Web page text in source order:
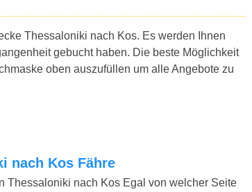
Thessaloniki nach Kos. Es werden Ihnen
gebucht haben. Die beste Möglichkeit
oben auszufüllen um alle Angebote zu
nach Kos Fähre
Thessaloniki nach Kos Egal von welcher Seite